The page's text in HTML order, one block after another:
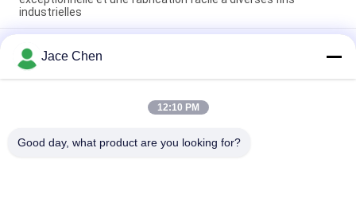
industrielles
Tubes structurelles pour montage de bancs de travail et de
racks d'entrepôt
Pipe en alliage d'aluminium en fonte sous pression 28 mm OD
- Tubes de cadre légères réutilisables pour les racks
Jace Chen
12:10 PM
Good day, what product are you looking for?